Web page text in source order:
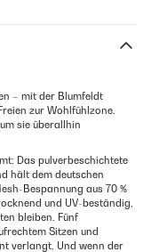
– mit der Blumfeldt
zur Wohlfühlzone.
sie überallhin
Das pulverbeschichtete
hält dem deutschen
Bespannung aus 70 %
und UV-beständig,
bleiben. Fünf
Sitzen und
verlangt. Und wenn der